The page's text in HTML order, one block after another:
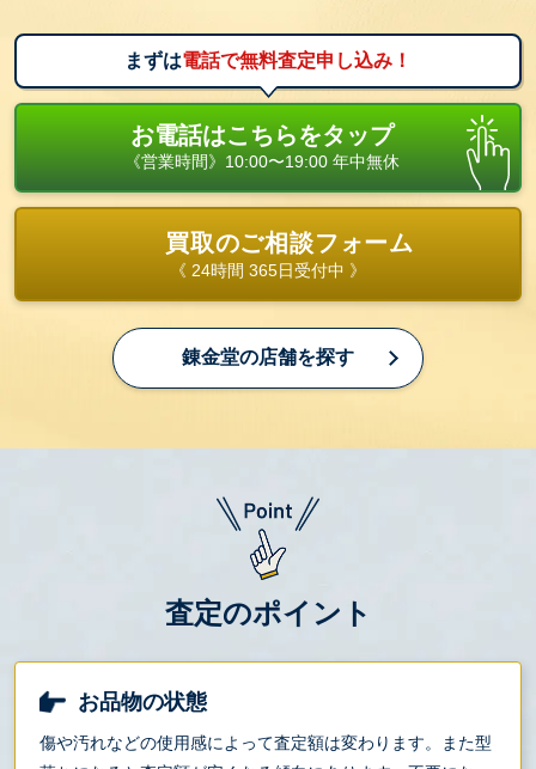
まずは電話で無料査定申し込み！
お電話はこちらをタップ
《営業時間》10:00〜19:00 年中無休
買取のご相談フォーム
《 24時間 365日受付中 》
錬金堂の店舗を探す
査定のポイント
お品物の状態
傷や汚れなどの使用感によって査定額は変わります。また型